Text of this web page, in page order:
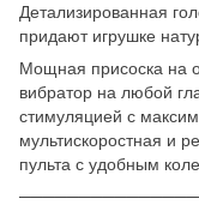
Детализированная
придают игрушке
Мощная присоска на
вибратор на любой
стимуляцией с
мультискоростная и
пульта с удобным